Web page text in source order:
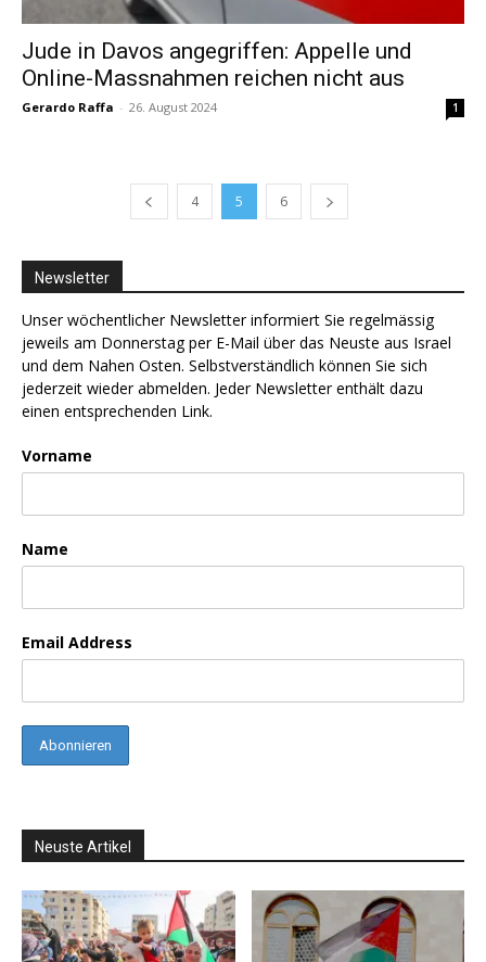
Jude in Davos angegriffen: Appelle und
Online-Massnahmen reichen nicht aus
Gerardo Raffa - 26. August 2024 1
4 5 6
Newsletter
Unser wöchentlicher Newsletter informiert Sie regelmässig
jeweils am Donnerstag per E-Mail über das Neuste aus Israel
und dem Nahen Osten. Selbstverständlich können Sie sich
jederzeit wieder abmelden. Jeder Newsletter enthält dazu
einen entsprechenden Link.
Vorname
Name
Email Address
Neuste Artikel